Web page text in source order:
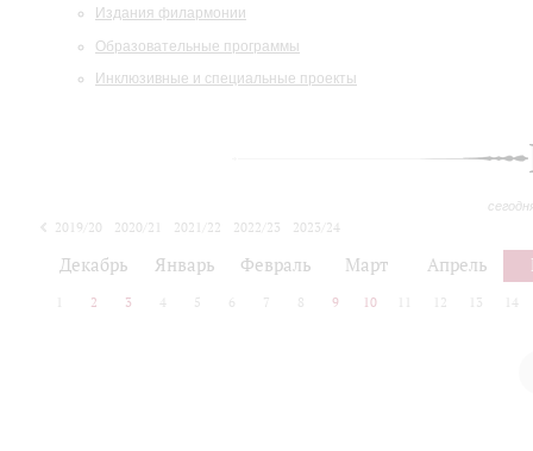
Издания филармонии
Образовательные программы
Инклюзивные и специальные проекты
2019/20 2020/21 2021/22 2022/23
2023/24
Декабрь Январь Февраль Март Апрель
2 3 4 5 6 7 8 9 10 12 13 14